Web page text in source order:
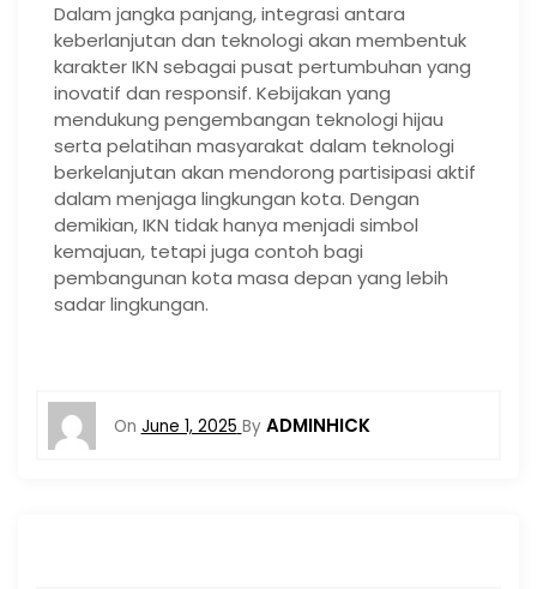
Dalam jangka panjang, integrasi antara
keberlanjutan dan teknologi akan membentuk
karakter IKN sebagai pusat pertumbuhan yang
inovatif dan responsif. Kebijakan yang
mendukung pengembangan teknologi hijau
serta pelatihan masyarakat dalam teknologi
berkelanjutan akan mendorong partisipasi aktif
dalam menjaga lingkungan kota. Dengan
demikian, IKN tidak hanya menjadi simbol
kemajuan, tetapi juga contoh bagi
pembangunan kota masa depan yang lebih
sadar lingkungan.
On June 1, 2025 By ADMINHICK